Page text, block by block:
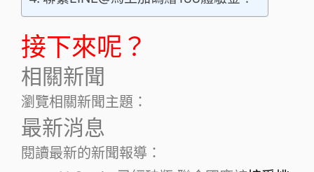
接下來呢？
相關新聞
瀏覽相關新聞主題：
最新消息
閱讀最新的新聞報導：